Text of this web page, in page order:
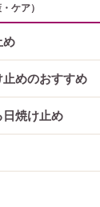
ケア）
め
めのおすすめ
焼け止め